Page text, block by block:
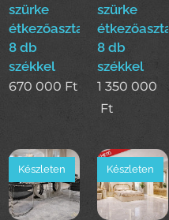
szürke
étkezőasztal
8 db
székkel
670 000 Ft
szürke
étkezőasztal
8 db
székkel
1 350 000
Ft
Készleten Készleten